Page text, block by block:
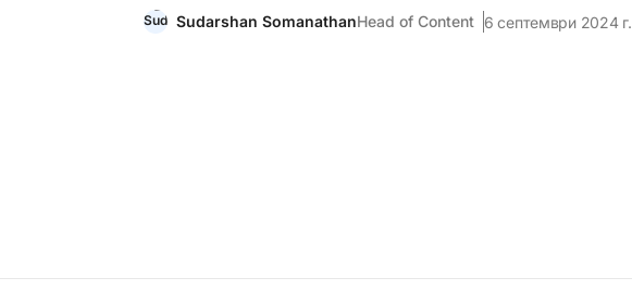
Sudarshan SomanathanHead of Content 6 септември 2024 г.